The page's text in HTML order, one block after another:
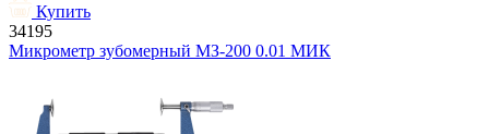
Купить
34195
Микрометр зубомерный МЗ-200 0.01 МИК